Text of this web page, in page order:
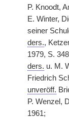
P. Knoodt,
E. Winter,
seiner
ders.,
1979, S.
ders. u. M.
Friedrich
unveröff.
P. Wenzel,
1961;